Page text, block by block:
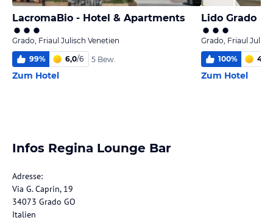
LacromaBio - Hotel & Apartments
Grado, Friaul Julisch Venetien
99% 6,0/6 5 Bew.
Zum Hotel
Lido Grado
Grado, Friaul
100% 4,4
Zum Hotel
Infos Regina Lounge Bar
Adresse:
Via G. Caprin, 19
34073 Grado GO
Italien